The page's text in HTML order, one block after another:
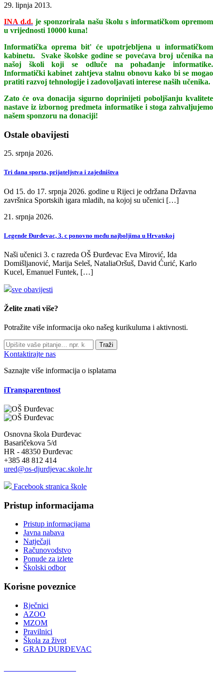
29. lipnja 2013.
INA d.d. je sponzorirala našu školu s informatičkom opremom
u vrijednosti 10000 kuna!
Informatička oprema bit' će upotrjebljena u informatičkom
kabinetu. Svake školske godine se povećava broj učenika na
našoj školi koji se odluče na pohađanje informatike.
Informatički kabinet zahtjeva stalnu obnovu kako bi se mogao
pratiti razvoj tehnologije i zadovoljavati interese naših učenika.
Zato će ova donacija sigurno doprinijeti poboljšanju kvalitete
nastave iz izbornog predmeta informatike i stoga zahvaljujemo
našem sponzoru na donaciji!
Ostale obavijesti
25. srpnja 2026.
Tri dana sporta, prijateljstva i zajedništva
Od 15. do 17. srpnja 2026. godine u Rijeci je održana Državna
završnica Sportskih igara mladih, na kojoj su učenici […]
21. srpnja 2026.
Legende Đurđevac, 3. c ponovno među najboljima u Hrvatskoj
Naši učenici 3. c razreda OŠ Đurđevac Eva Mirović, Ida
Domišljanović, Marija Seleš, NataliaOršuš, David Ćurić, Karlo
Kucel, Emanuel Funtek, […]
sve obavijesti
Želite znati više?
Potražite više informacija oko našeg kurikuluma i aktivnosti.
Traži
Kontaktirajte nas
Saznajte više informacija o isplatama
iTransparentnost
Osnovna škola Đurđevac
Basaričekova 5/d
HR - 48350 Đurđevac
+385 48 812 414
ured@os-djurdjevac.skole.hr
Facebook stranica škole
Pristup informacijama
Pristup informacijama
Javna nabava
Natječaji
Računovodstvo
Ponude za izlete
Školski odbor
Korisne poveznice
Rječnici
AZOO
MZOM
Pravilnici
Škola za život
GRAD ĐURĐEVAC